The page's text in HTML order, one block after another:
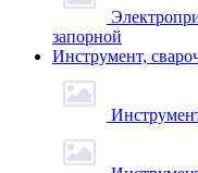
запорной
Инструмент,